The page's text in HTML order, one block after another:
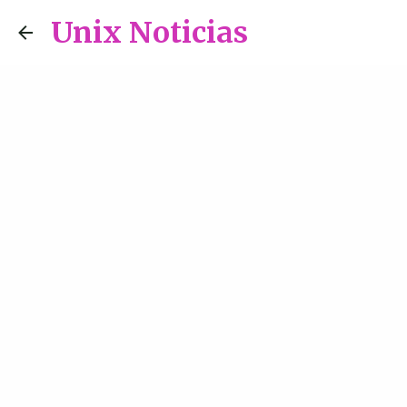
Unix Noticias